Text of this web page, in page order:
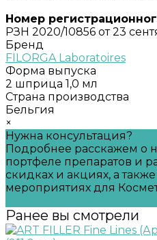
Номер
РЗН 2020/10856 от 23
Бренд
FILORGA Laboratoires
Форма выпуска
2 шприца 1,0 мл
Страна производства
Бельгия
×
Нужна консультация?
Подробнее расскажем о
портфеле препаратов и
скидках и акциях, а
мероприятиях для
Ранее вы смотрели